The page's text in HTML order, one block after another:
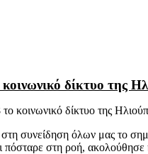
δίκτυο της
στη συνείδηση όλων μας το
πόσταρε στη ροή,